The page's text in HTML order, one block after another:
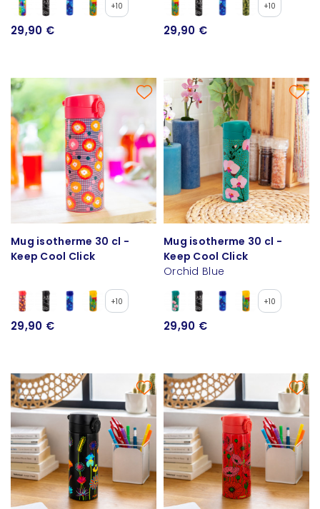
+10
29,90 €
+10
29,90 €
Mug isotherme 30 cl -
Keep Cool Click
+10
29,90 €
Mug isotherme 30 cl -
Keep Cool Click
Orchid Blue
+10
29,90 €